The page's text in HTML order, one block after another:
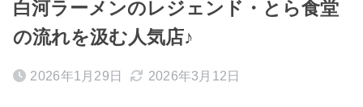
白河ラーメンのレジェンド・とら食堂
の流れを汲む人気店♪
2026年1月29日 2026年3月12日